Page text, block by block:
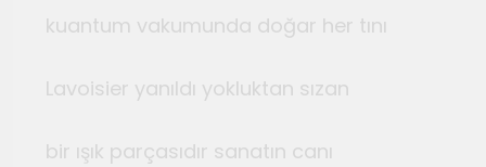
kuantum vakumunda doğar her tını
Lavoisier yanıldı yokluktan sızan
bir ışık parçasıdır sanatın canı